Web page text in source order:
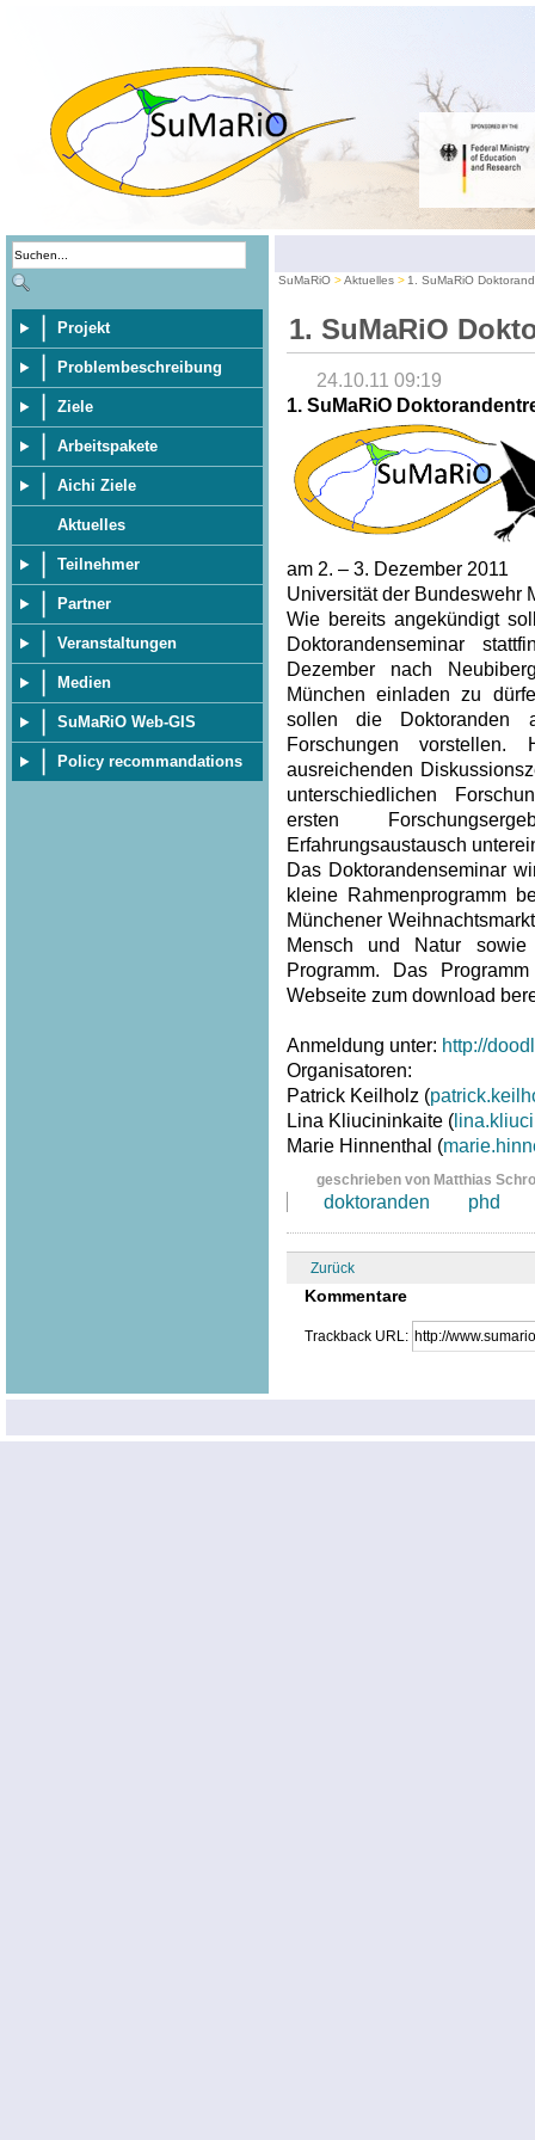
Projekt
Problembeschreibung
Ziele
Arbeitspakete
Aichi Ziele
Aktuelles
Teilnehmer
Partner
Veranstaltungen
Medien
SuMaRiO Web-GIS
Policy recommandations
SuMaRiO Aktuelles 1. SuMaRiO
1. SuMaRiO
24.10.11 09:19
1. SuMaRiO
am 2. – 3. Dezember 2011
Universität der Bundeswehr
Wie bereits angekündigt
Doktorandenseminar
Dezember nach
München einladen zu
sollen die Doktoranden
Forschungen
ausreichenden
unterschiedlichen
ersten
Erfahrungsaustausch
Das Doktorandenseminar
kleine Rahmenprogramm
Münchener
Mensch und Natur
Programm. Das
Webseite zum download
Anmeldung unter: http://
Organisatoren:
Patrick Keilholz (
Lina Kliucininkaite (
Marie Hinnenthal (
geschrieben von Matthias
doktoranden phd
Zurück
Kommentare
Trackback URL: